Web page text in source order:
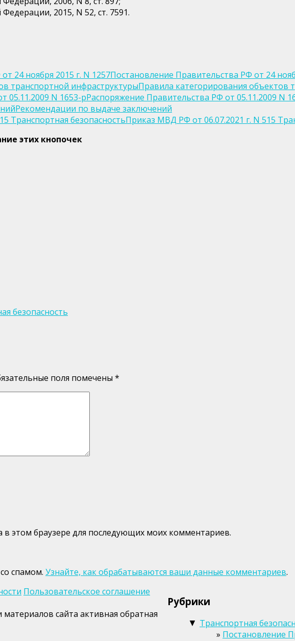
2015, N 52, ст. 7591.
Постановление Правительства РФ от 24
Правила категорирования объектов
Распоряжение Правительства РФ от 05.11.2009 N
Рекомендации по выдаче заключений
Приказ МВД РФ от 06.07.2021 г. N 515
этих кнопочек
безопасность
поля помечены *
в этом браузере для последующих моих комментариев.
спамом. Узнайте, как обрабатываются ваши данные комментариев.
Рубрики
▼ Транспортная
Постановление
Пользовательское соглашение
сайта активная обратная